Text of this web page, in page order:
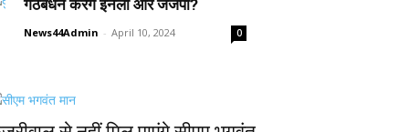
गठबंधन करेंगे इनेलो और जजपा?
News44Admin - April 10, 2024 0